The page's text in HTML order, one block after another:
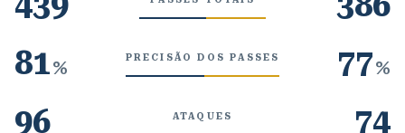
81% PRECISÃO DOS PASSES 77%
96 ATAQUES 74